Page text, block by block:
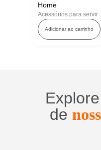
Home
Acessórios para servir
Adicionar ao carrinho
de